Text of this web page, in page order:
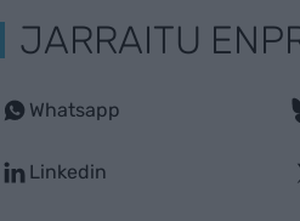
JARRAITU
Whatsapp
Linkedin